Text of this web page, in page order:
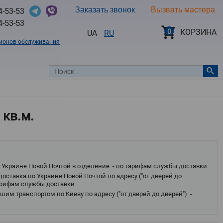
53-53
53-53
обслуживания
Заказать звонок Вызвать мастера
UA RU 0 КОРЗИНА
кв.м.
Новой Почтой в отделение - по тарифам службы доставки
по Украине Новой Почтой по адресу ("от дверей до
службы доставки
транспортом по Киеву по адресу ("от дверей до дверей") -